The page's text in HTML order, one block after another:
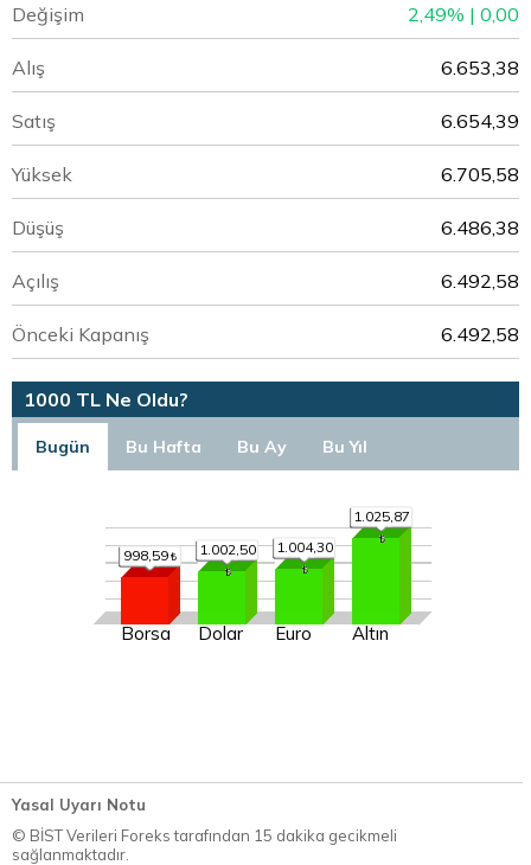
Değişim 2,49% | 0,00
Alış 6.653,38
Satış 6.654,39
Yüksek 6.705,58
Düşüş 6.486,38
Açılış 6.492,58
Önceki Kapanış 6.492,58
1000 TL Ne Oldu?
Bugün Bu Hafta Bu Ay Bu Yıl
998,59
Borsa
1.002,50
Dolar
1.004,30
Euro
1.025,87
Altın
Yasal Uyarı Notu
© BİST Verileri Foreks tarafından 15 dakika gecikmeli
sağlanmaktadır.